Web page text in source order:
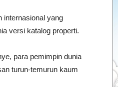
internasional yang
versi katalog properti.
para pemimpin dunia
turun-temurun kaum